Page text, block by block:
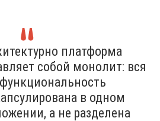
платформа
собой монолит: вся
функциональность
в одном
а не разделена